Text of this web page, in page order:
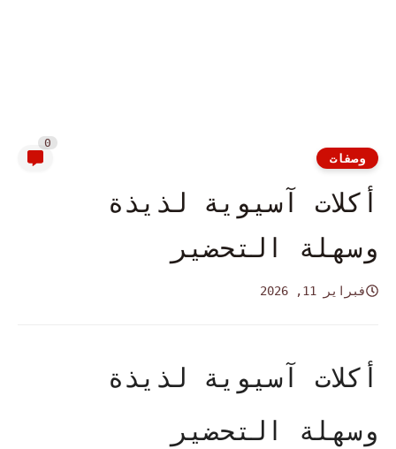
وصفات
0
أكلات آسيوية لذيذة
وسهلة التحضير
فبراير 11, 2026
أكلات آسيوية لذيذة
وسهلة التحضير